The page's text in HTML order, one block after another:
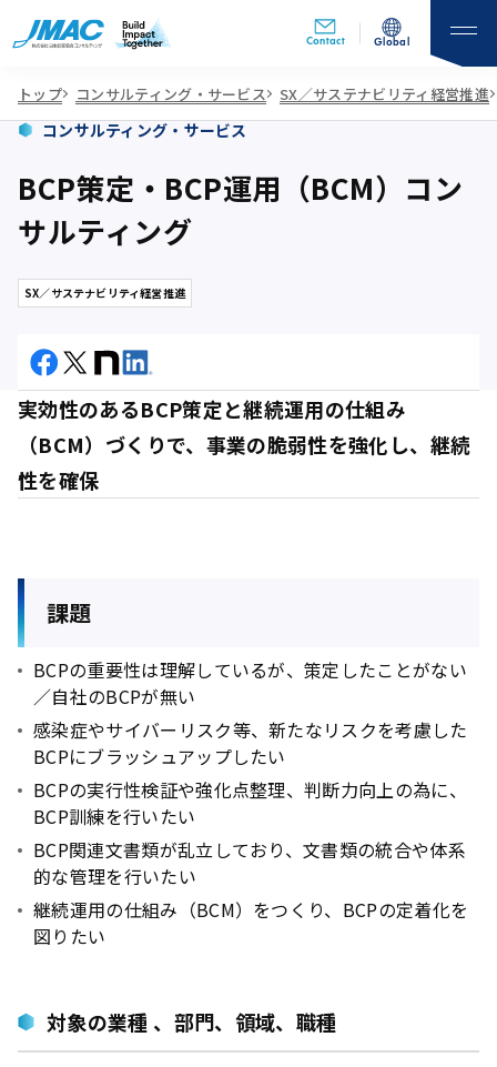
Contact Global
トップ コンサルティング・サービス SX／サステナビリティ経営推進
BCP策定・BCP運用（BCM）コン
サルティング
コンサルティング・サービス
SX／サステナビリティ経営推進
実効性のあるBCP策定と継続運用の仕組み
（BCM）づくりで、事業の脆弱性を強化し、継続
性を確保
課題
BCPの重要性は理解しているが、策定したことがない
／自社のBCPが無い
感染症やサイバーリスク等、新たなリスクを考慮した
BCPにブラッシュアップしたい
BCPの実行性検証や強化点整理、判断力向上の為に、
BCP訓練を行いたい
BCP関連文書類が乱立しており、文書類の統合や体系
的な管理を行いたい
継続運用の仕組み（BCM）をつくり、BCPの定着化を
図りたい
対象の業種 、部門、領域、職種